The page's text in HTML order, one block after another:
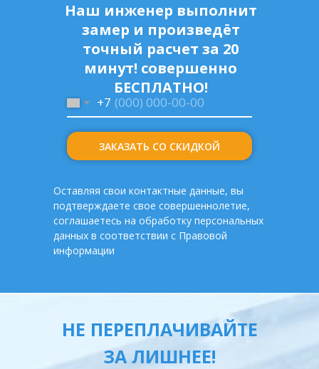
Наш инженер выполнит
замер и произведёт
точный расчет за 20
минут! совершенно
БЕСПЛАТНО!
+7
ЗАКАЗАТЬ СО СКИДКОЙ
Оставляя свои контактные данные, вы
подтверждаете свое совершеннолетие,
соглашаетесь на обработку персональных
данных в соответствии с Правовой
информации
НЕ ПЕРЕПЛАЧИВАЙТЕ
ЗА ЛИШНЕЕ!